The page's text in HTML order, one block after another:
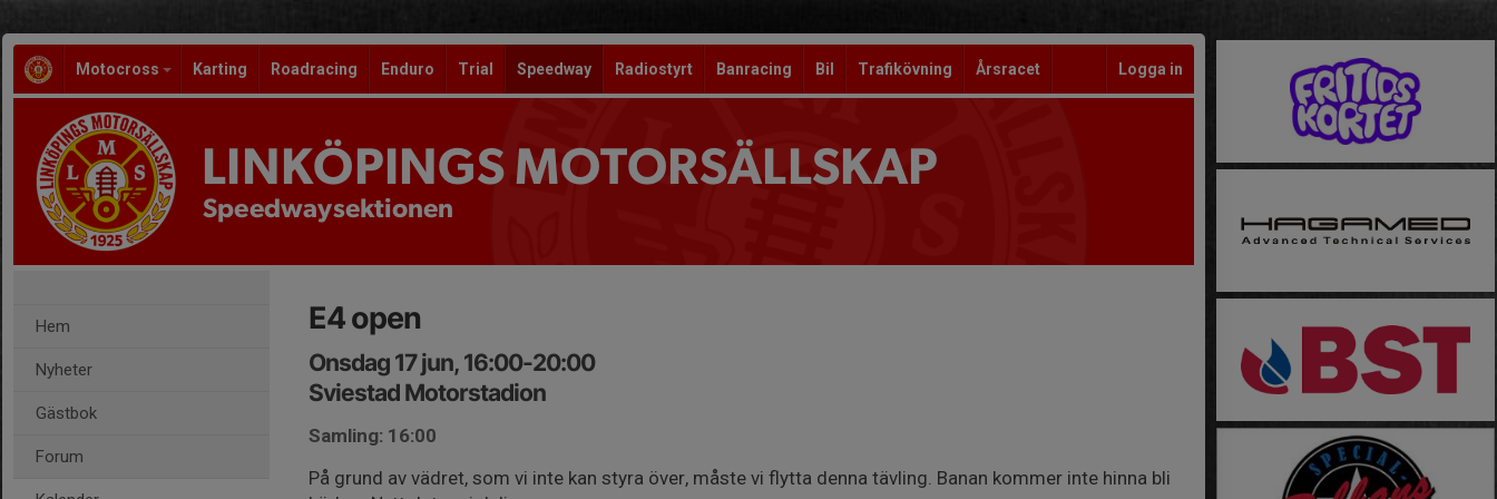
Motocross Karting Roadracing Enduro Trial Speedway Radiostyrt Banracing Bil Trafikövning Årsracet Logga in
LINKÖPINGS MOTORSÄLLSKAP
Speedwaysektionen
Hem
Nyheter
Gästbok
Forum
E4 open
Onsdag 17 jun, 16:00-20:00
Sviestad Motorstadion
Samling: 16:00
På grund av vädret, som vi inte kan styra över, måste vi flytta denna tävling. Banan kommer inte hinna bli